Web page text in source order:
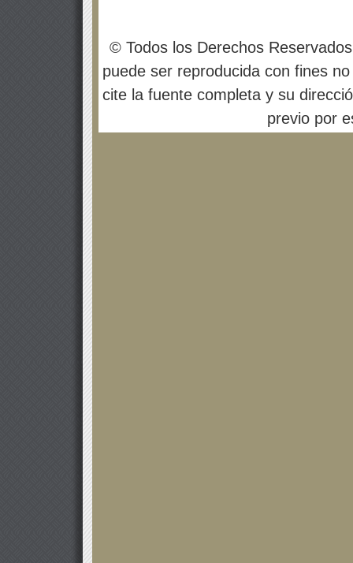
© Todos los Derechos
puede ser reproducida con fines
cite la fuente completa y su
previo por